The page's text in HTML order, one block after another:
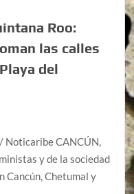
Roo:
las calles
del
Noticaribe CANCÚN,
y de la sociedad
Cancún, Chetumal y